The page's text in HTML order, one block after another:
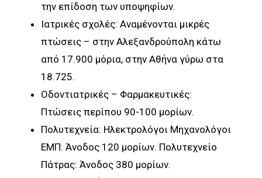
την επίδοση των υποψηφίων.
Ιατρικές σχολές: Αναμένονται μικρές
πτώσεις – στην Αλεξανδρούπολη κάτω
από 17.900 μόρια, στην Αθήνα γύρω στα
18.725.
Οδοντιατρικές – Φαρμακευτικές:
Πτώσεις περίπου 90-100 μορίων.
Πολυτεχνεία: Ηλεκτρολόγοι Μηχανολόγοι
ΕΜΠ: Άνοδος 120 μορίων. Πολυτεχνείο
Πάτρας: Άνοδος 380 μορίων.